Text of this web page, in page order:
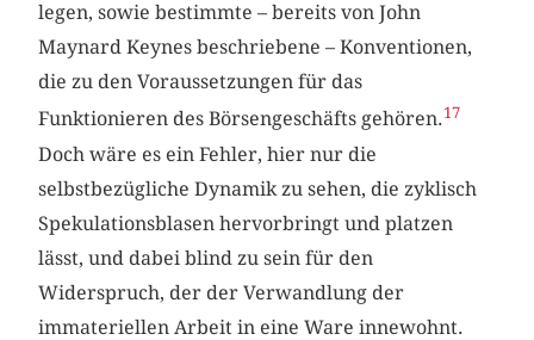
legen, sowie bestimmte – bereits von John
Maynard Keynes beschriebene – Konventionen,
die zu den Voraussetzungen für das
Funktionieren des Börsengeschäfts gehören.17
Doch wäre es ein Fehler, hier nur die
selbstbezügliche Dynamik zu sehen, die zyklisch
Spekulationsblasen hervorbringt und platzen
lässt, und dabei blind zu sein für den
Widerspruch, der der Verwandlung der
immateriellen Arbeit in eine Ware innewohnt.